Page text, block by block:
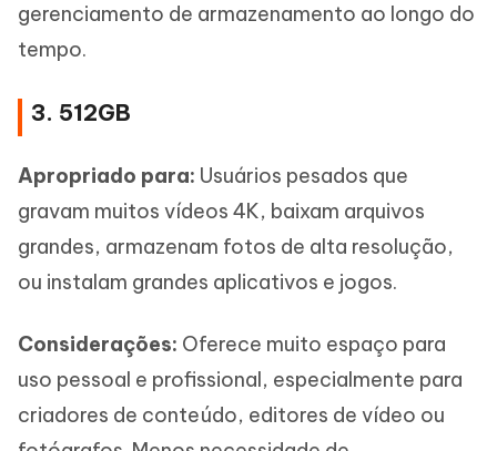
gerenciamento de armazenamento ao longo do
tempo.
3. 512GB
Apropriado para: Usuários pesados que
gravam muitos vídeos 4K, baixam arquivos
grandes, armazenam fotos de alta resolução,
ou instalam grandes aplicativos e jogos.
Considerações: Oferece muito espaço para
uso pessoal e profissional, especialmente para
criadores de conteúdo, editores de vídeo ou